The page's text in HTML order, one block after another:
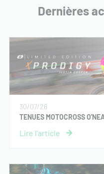
Dernières
30/07/26
TENUES MOTOCROSS